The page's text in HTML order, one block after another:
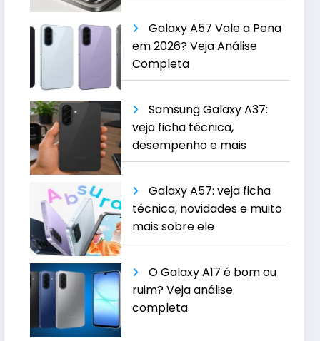
Galaxy A57 Vale a Pena
em 2026? Veja Análise
Completa
Samsung Galaxy A37:
veja ficha técnica,
desempenho e mais
Galaxy A57: veja ficha
técnica, novidades e muito
mais sobre ele
O Galaxy A17 é bom ou
ruim? Veja análise
completa